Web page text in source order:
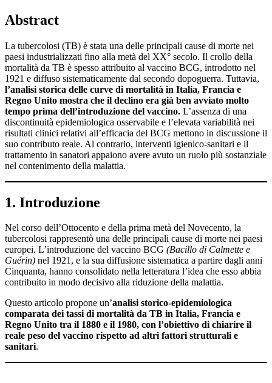
Abstract
La tubercolosi (TB) è stata una delle principali cause di morte nei
paesi industrializzati fino alla metà del XX° secolo. Il crollo della
mortalità da TB è spesso attribuito al vaccino BCG, introdotto nel
1921 e diffuso sistematicamente dal secondo dopoguerra. Tuttavia,
l’analisi storica delle curve di mortalità in Italia, Francia e
Regno Unito mostra che il declino era già ben avviato molto
tempo prima dell’introduzione del vaccino. L’assenza di una
discontinuità epidemiologica osservabile e l’elevata variabilità nei
risultati clinici relativi all’efficacia del BCG mettono in discussione il
suo contributo reale. Al contrario, interventi igienico-sanitari e il
trattamento in sanatori appaiono avere avuto un ruolo più sostanziale
nel contenimento della malattia.
1. Introduzione
Nel corso dell’Ottocento e della prima metà del Novecento, la
tubercolosi rappresentò una delle principali cause di morte nei paesi
europei. L’introduzione del vaccino BCG (Bacillo di Calmette e
Guérin) nel 1921, e la sua diffusione sistematica a partire dagli anni
Cinquanta, hanno consolidato nella letteratura l’idea che esso abbia
contribuito in modo decisivo alla riduzione della malattia.
Questo articolo propone un’analisi storico-epidemiologica
comparata dei tassi di mortalità da TB in Italia, Francia e
Regno Unito tra il 1880 e il 1980, con l’obiettivo di chiarire il
reale peso del vaccino rispetto ad altri fattori strutturali e
sanitari.